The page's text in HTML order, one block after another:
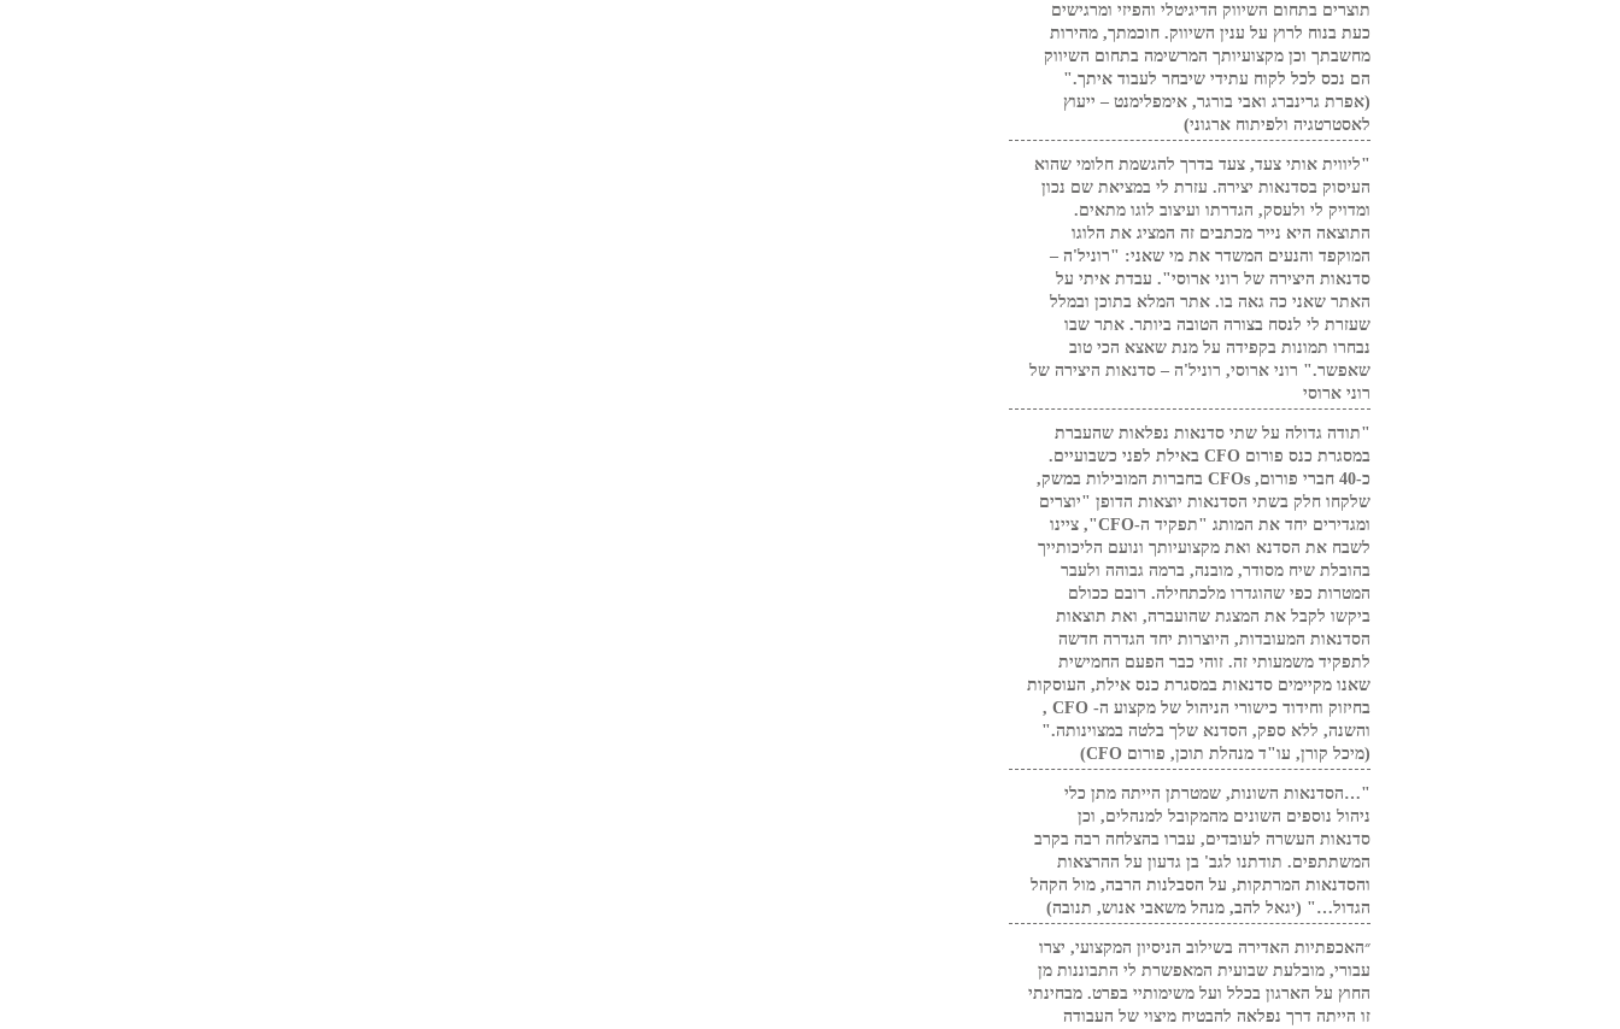
תוצרים בתחום השיווק הדיגיטלי והפיזי ומרגישים
כעת בנוח לרוץ על ענין השיווק. חוכמתך, מהירות
מחשבתך וכן מקצועיותך המרשימה בתחום השיווק
הם נכס לכל לקוח עתידי שיבחר לעבוד איתך."
(אפרת גרינברג ואבי בורגר, אימפלימנט – ייעוץ
לאסטרטגיה ולפיתוח ארגוני)
"ליווית אותי צעד, צעד בדרך להגשמת חלומי שהוא
העיסוק בסדנאות יצירה. עזרת לי במציאת שם נכון
ומדויק לי ולעסק, הגדרתו ועיצוב לוגו מתאים.
התוצאה היא נייר מכתבים זה המציג את הלוגו
המוקפד והנעים המשדר את מי שאני: "רוניל'ה –
סדנאות היצירה של רוני ארוסי". עבדת איתי על
האתר שאני כה גאה בו. אתר המלא בתוכן ובמלל
שעזרת לי לנסח בצורה הטובה ביותר. אתר שבו
נבחרו תמונות בקפידה על מנת שאצא הכי טוב
שאפשר." רוני ארוסי, רוניל'ה – סדנאות היצירה של
רוני ארוסי
"תודה גדולה על שתי סדנאות נפלאות שהעברת
במסגרת כנס פורום CFO באילת לפני כשבועיים.
כ-40 חברי פורום, CFOs בחברות המובילות במשק,
שלקחו חלק בשתי הסדנאות יוצאות הדופן "יוצרים
ומגדירים יחד את המותג "תפקיד ה-CFO", ציינו
לשבח את הסדנא ואת מקצועיותך ונועם הליכותייך
בהובלת שיח מסודר, מובנה, ברמה גבוהה ולעבר
המטרות כפי שהוגדרו מלכתחילה. רובם ככולם
ביקשו לקבל את המצגת שהועברה, ואת תוצאות
הסדנאות המעובדות, היוצרות יחד הגדרה חדשה
לתפקיד משמעותי זה. זוהי כבר הפעם החמישית
שאנו מקיימים סדנאות במסגרת כנס אילת, העוסקות
בחיזוק וחידוד כישורי הניהול של מקצוע ה- CFO ,
והשנה, ללא ספק, הסדנא שלך בלטה במצוינותה."
(מיכל קורן, עו"ד מנהלת תוכן, פורום CFO)
"…הסדנאות השונות, שמטרתן הייתה מתן כלי
ניהול נוספים השונים מהמקובל למנהלים, וכן
סדנאות העשרה לעובדים, עברו בהצלחה רבה בקרב
המשתתפים. תודתנו לגב' בן גדעון על ההרצאות
והסדנאות המרתקות, על הסבלנות הרבה, מול הקהל
הגדול…" (יגאל להב, מנהל משאבי אנוש, תנובה)
״האכפתיות האדירה בשילוב הניסיון המקצועי, יצרו
עבורי, מובלעת שבועית המאפשרת לי התבוננות מן
החוץ על הארגון בכלל ועל משימותיי בפרט. מבחינתי
זו הייתה דרך נפלאה להבטיח מיצוי של העבודה